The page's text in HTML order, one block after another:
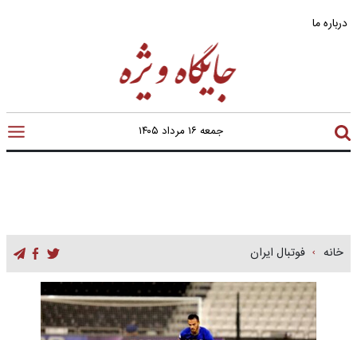
درباره ما
جمعه ۱۶ مرداد ۱۴۰۵
خانه فوتبال ایران